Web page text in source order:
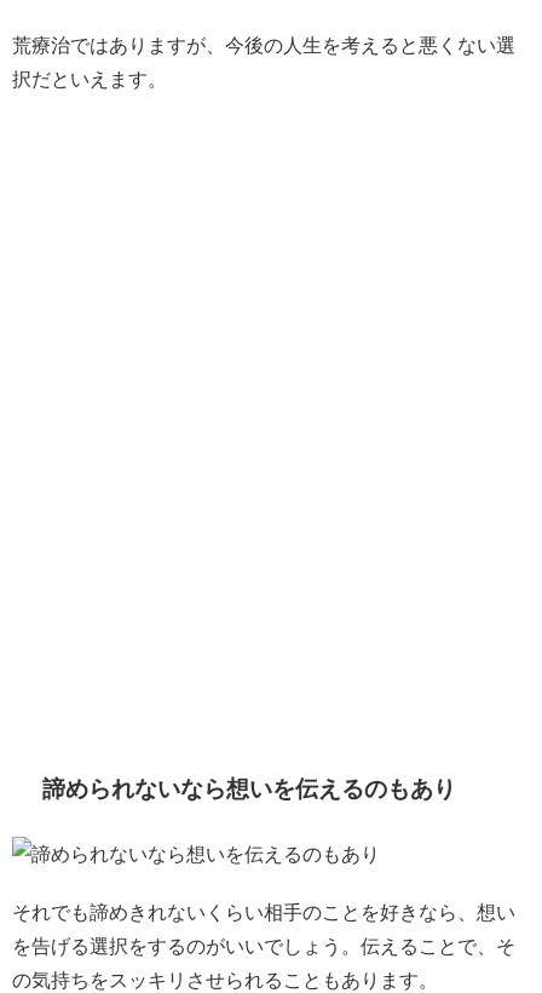
荒療治ではありますが、今後の人生を考えると悪くない選
択だといえます。
諦められないなら想いを伝えるのもあり
それでも諦めきれないくらい相手のことを好きなら、想い
を告げる選択をするのがいいでしょう。伝えることで、そ
の気持ちをスッキリさせられることもあります。